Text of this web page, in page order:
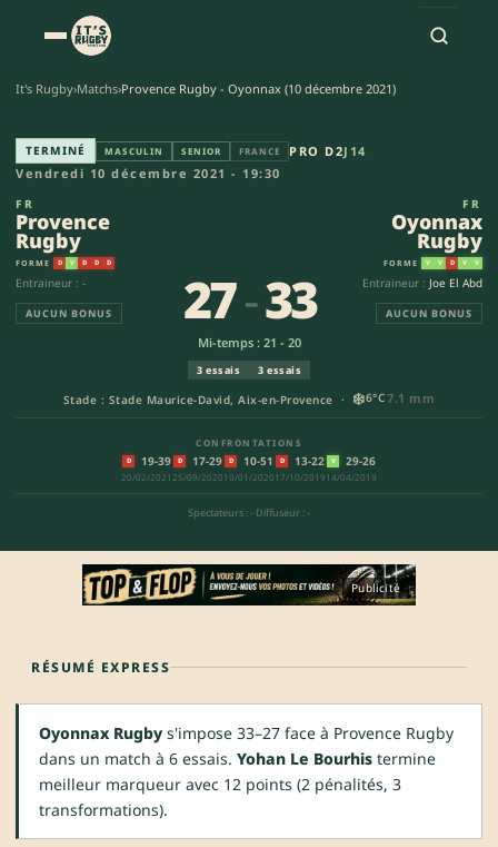
It's Rugby›Matchs›Provence Rugby - Oyonnax (10 décembre 2021)
Provence Rugby - Oyonnax
TERMINÉ MASCULIN SENIOR FRANCE PRO D2J14
Vendredi 10 décembre 2021 - 19:30
FR
Provence
Rugby
FORME D V D D D
Entraineur : -
AUCUN BONUS
Stade : Stade Maurice-David, Aix-en-Provence · ❄️6°C7.1 mm
27-33
Mi-temps : 21 - 20
3 essais 3 essais
CONFRONTATIONS
D 19-39
20/02/2021
D 17-29
25/09/2020
D 10-51
10/01/2020
D 13-22
17/10/2019
V 29-26
14/04/2019
Spectateurs : - Diffuseur : -
FR
Oyonnax
Rugby
FORME V V D V V
Entraineur : Joe El Abd
AUCUN BONUS
Publicité
RÉSUMÉ EXPRESS
Oyonnax Rugby s'impose 33–27 face à Provence Rugby
dans un match à 6 essais. Yohan Le Bourhis termine
meilleur marqueur avec 12 points (2 pénalités, 3
transformations).